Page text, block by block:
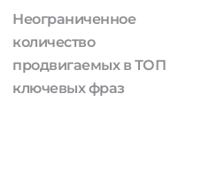
Неограниченное
количество
продвигаемых в ТОП
ключевых фраз